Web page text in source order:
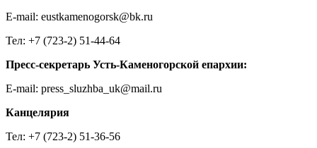
E-mail: eustkamenogorsk@bk.ru
Тел: +7 (723-2) 51-44-64
Пресс-секретарь Усть-Каменогорской епархии:
E-mail: press_sluzhba_uk@mail.ru
Канцелярия
Тел: +7 (723-2) 51-36-56